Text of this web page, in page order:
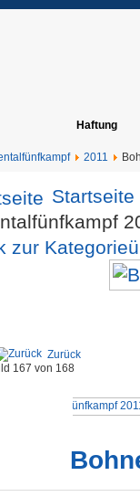
Haftung
2011
Startseite
zur
Zurück
167 von 168